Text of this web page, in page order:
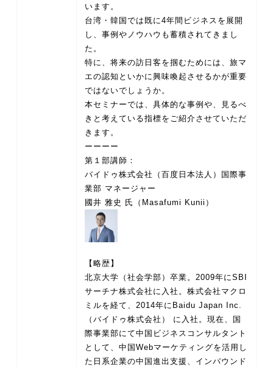
います。
台湾・韓国では既に4年間ビジネスを展開
し、事例やノウハウも蓄積されてきまし
た。
特に、将来の訪日客を掴むためには、旅マ
エの認知といかに興味喚起させるかが重要
ではないでしょうか。
本セミナーでは、具体的な事例や、見るべ
きと考えている指標をご紹介させていただ
きます。
ーーーー
第１部講師：
バイドゥ株式会社（百度日本法人）国際事
業部 マネージャー
【略歴】
北京大学（社会学部）卒業。2009年にSBI
サーチナ株式会社に入社。株式会社マクロ
ミルを経て、2014年にBaidu Japan Inc.
（バイドゥ株式会社） に入社。現在、国
際事業部にて中国ビジネスコンサルタント
として、中国Webマーケティングを活用し
た日系企業の中国進出支援、インバウンド